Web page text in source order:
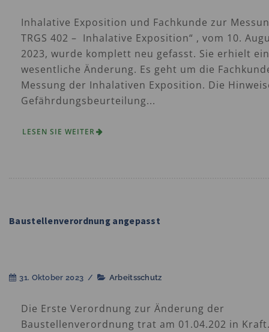
Inhalative Exposition und Fachkunde zur
TRGS 402 – Inhalative Exposition“ , vom 10.
2023, wurde komplett neu gefasst. Sie erhielt
wesentliche Änderung. Es geht um die
Messung der Inhalativen Exposition. Die
Gefährdungsbeurteilung...
LESEN SIE WEITER
Baustellenverordnung angepasst
31. Oktober 2023 / Arbeitsschutz
Die Erste Verordnung zur Änderung der
Baustellenverordnung trat am 01.04.202 in